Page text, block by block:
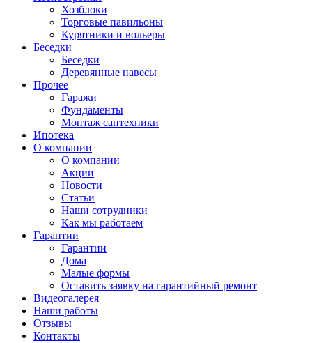
Хозблоки
Торговые павильоны
Курятники и вольеры
Беседки
Беседки
Деревянные навесы
Прочее
Гаражи
Фундаменты
Монтаж сантехники
Ипотека
О компании
О компании
Акции
Новости
Статьи
Наши сотрудники
Как мы работаем
Гарантии
Гарантии
Дома
Малые формы
Оставить заявку на гарантийный ремонт
Видеогалерея
Наши работы
Отзывы
Контакты